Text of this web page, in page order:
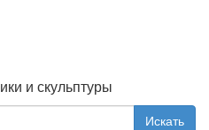
и скульптуры
Искать